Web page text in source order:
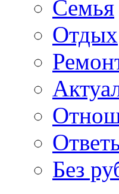
Семья
Отдых
Без